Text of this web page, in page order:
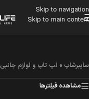
Skip to navigation
Skip to main content
سایبرشاپ » لپ تاپ و لوازم جانبی
مشاهده فیلترها